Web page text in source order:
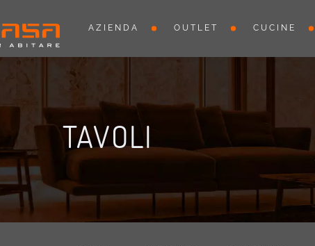
AZIENDA OUTLET CUCINE
TAVOLI